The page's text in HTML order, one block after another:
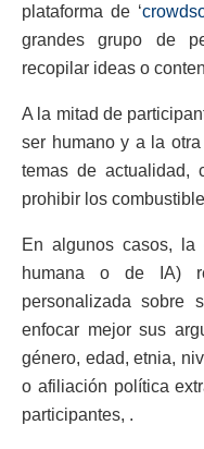
plataforma de ‘
grandes grupo de
recopilar ideas o
A la mitad de
ser humano y a la
temas de actualidad,
prohibir los
En algunos casos, la
humana o de IA)
personalizada sobre
enfocar mejor sus
género, edad, etnia,
o afiliación política
participantes, .